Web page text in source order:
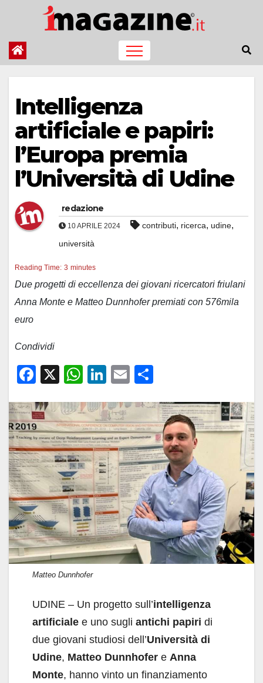
contenuto
Intelligenza
artificiale e papiri:
l’Europa premia
l’Università di Udine
redazione
10 APRILE 2024 contributi, ricerca, udine,
università
Reading Time: 3 minutes
Due progetti di eccellenza dei giovani ricercatori friulani
Anna Monte e Matteo Dunnhofer premiati con 576mila
euro
Condividi
F
c
e
b
o
o
k
X
W
at
s
A
p
p
Li
k
e
dI
n
E
ail n
di
vi
di
Matteo Dunnhofer
UDINE – Un progetto sull’intelligenza
artificiale e uno sugli antichi papiri di
due giovani studiosi dell’Università di
Udine, Matteo Dunnhofer e Anna
Monte, hanno vinto un finanziamento